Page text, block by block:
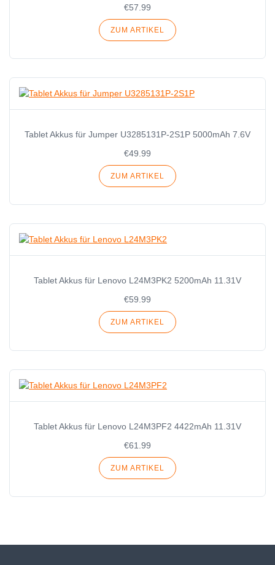
€57.99
ZUM ARTIKEL
Tablet Akkus für Jumper U3285131P-2S1P 5000mAh 7.6V
€49.99
ZUM ARTIKEL
Tablet Akkus für Lenovo L24M3PK2 5200mAh 11.31V
€59.99
ZUM ARTIKEL
Tablet Akkus für Lenovo L24M3PF2 4422mAh 11.31V
€61.99
ZUM ARTIKEL